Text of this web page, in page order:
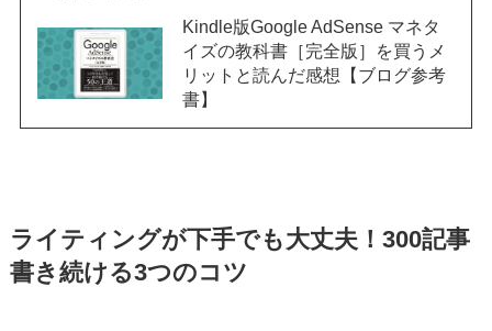
Kindle版Google AdSense マネタ
イズの教科書［完全版］を買うメ
リットと読んだ感想【ブログ参考
書】
ライティングが下手でも大丈夫！300記事
書き続ける3つのコツ